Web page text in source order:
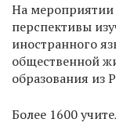
На мероприятии
перспективы
иностранного
общественной
образования из
Более 1600